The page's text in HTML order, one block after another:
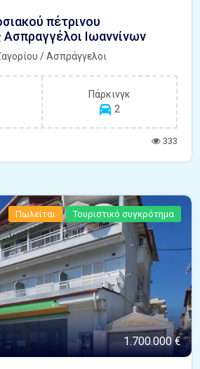
πέτρινου
Ιωαννίνων
/ Ασπράγγελοι
Πάρκινγκ
2
333
Πωλείται Τουριστικό συγκρότημα
1.700.000 €